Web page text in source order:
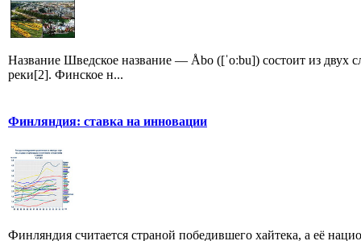
Название Шведское название — Åbo ([ˈoːbu]) состоит из двух
реки[2]. Финское н...
Финляндия: ставка на инновации
Финляндия считается страной победившего хайтека, а её